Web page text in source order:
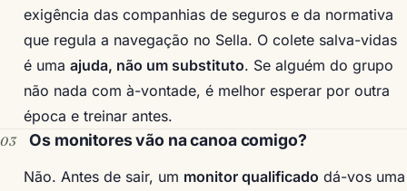
exigência das companhias de seguros e da normativa
que regula a navegação no Sella. O colete salva-vidas
é uma ajuda, não um substituto. Se alguém do grupo
não nada com à-vontade, é melhor esperar por outra
época e treinar antes.
Os monitores vão na canoa comigo?
Não. Antes de sair, um monitor qualificado dá-vos uma